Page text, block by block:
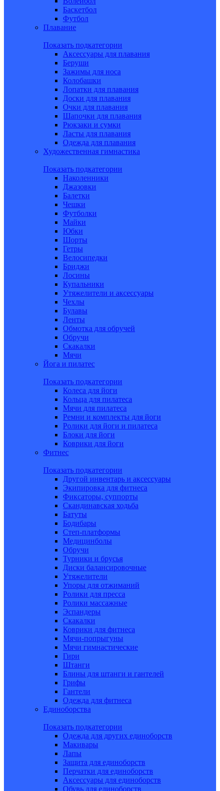
Баскетбол
Футбол
Плавание
Показать подкатегории
Аксессуары для плавания
Беруши
Зажимы для носа
Колобашки
Лопатки для плавания
Доски для плавания
Очки для плавания
Шапочки для плавания
Рюкзаки и сумки
Ласты для плавания
Одежда для плавания
Художественная гимнастика
Показать подкатегории
Наколенники
Джазовки
Балетки
Чешки
Футболки
Майки
Юбки
Шорты
Гетры
Велосипедки
Бриджи
Лосины
Купальники
Утяжелители и аксессуары
Чехлы
Булавы
Ленты
Обмотка для обручей
Обручи
Скакалки
Мячи
Йога и пилатес
Показать подкатегории
Колеса для йоги
Кольца для пилатеса
Мячи для пилатеса
Ремни и комплекты для йоги
Ролики для йоги и пилатеса
Блоки для йоги
Коврики для йоги
Фитнес
Показать подкатегории
Другой инвентарь и аксессуары
Экипировка для фитнеса
Фиксаторы, суппорты
Скандинавская ходьба
Батуты
Бодибары
Степ-платформы
Медицинболы
Обручи
Турники и брусья
Диски балансировочные
Утяжелители
Упоры для отжиманий
Ролики для пресса
Ролики массажные
Эспандеры
Скакалки
Коврики для фитнеса
Мячи-попрыгуны
Мячи гимнастические
Гири
Штанги
Блины для штанги и гантелей
Грифы
Гантели
Одежда для фитнеса
Единоборства
Показать подкатегории
Одежда для других единоборств
Макивары
Лапы
Защита для единоборств
Перчатки для единоборств
Аксессуары для единоборств
Обувь для единоборств